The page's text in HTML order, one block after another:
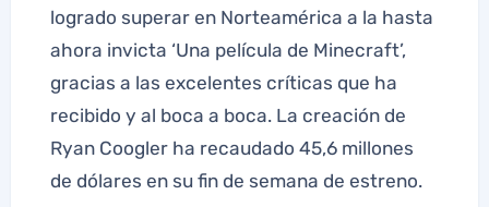
logrado superar en Norteamérica a la hasta
ahora invicta ‘Una película de Minecraft’,
gracias a las excelentes críticas que ha
recibido y al boca a boca. La creación de
Ryan Coogler ha recaudado 45,6 millones
de dólares en su fin de semana de estreno.